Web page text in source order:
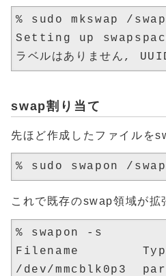
% sudo mkswap /
Setting up
swap割り当て
先ほど作成したファイルを
これで既存のswap領域が拡
% swapon -s
Filename
/dev/mmcblk0p3